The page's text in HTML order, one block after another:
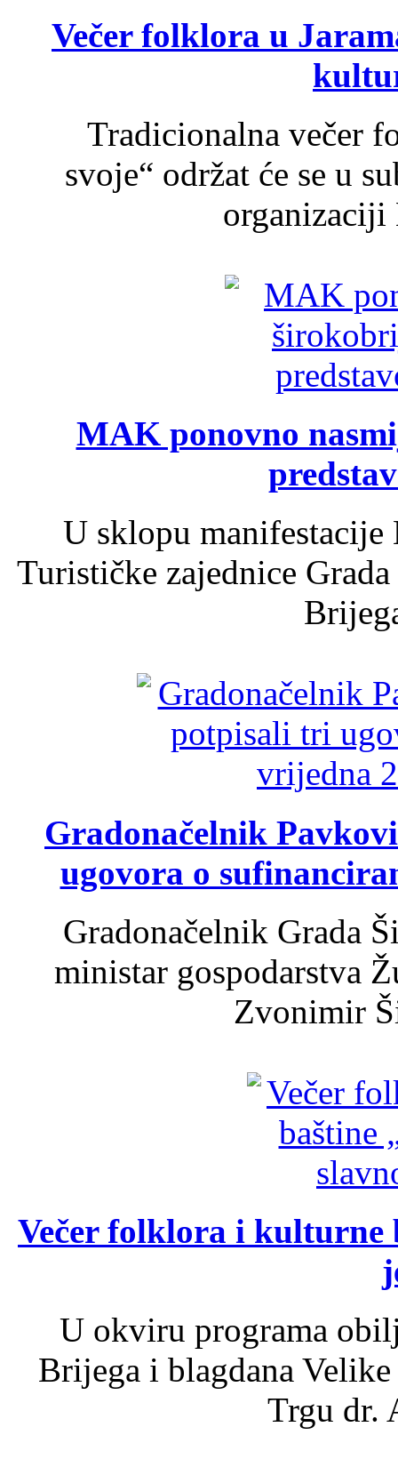
Večer folklora u
Tradicionalna večer
svoje“ održat će se u
organizaciji
MAK ponovno
U sklopu
Turističke zajednice
Gradonačelnik
ugovora o
Gradonačelnik Grada
ministar gospodarstva
Zvonimir
Večer folklora i kulturne
U okviru programa
Brijega i blagdana
Trgu dr.